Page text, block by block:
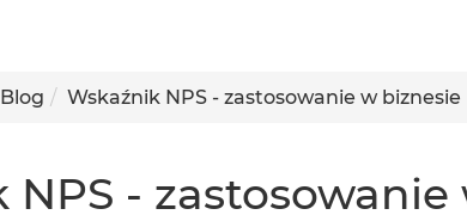
Blog Wskaźnik NPS - zastosowanie w biznesie
NPS -